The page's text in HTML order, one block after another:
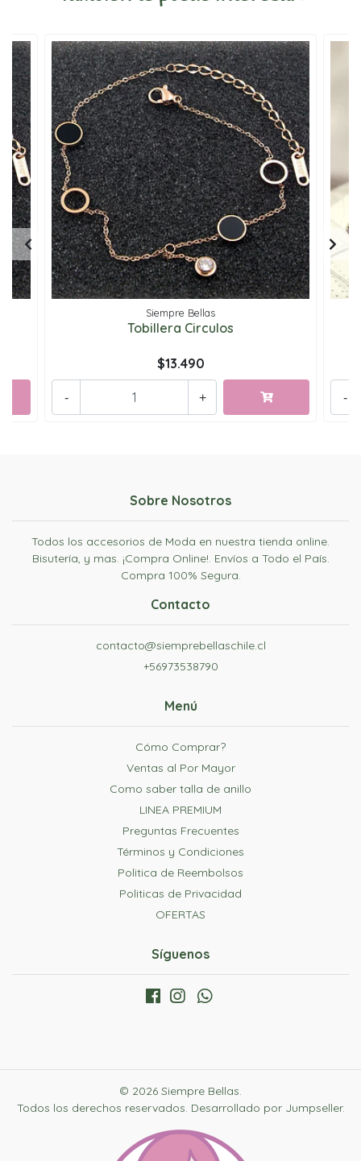
Siempre Bellas
Tobillera Circulos
$13.490
+
- -
Sobre Nosotros
Todos los accesorios de Moda en nuestra tienda online.
Bisutería, y mas. ¡Compra Online!. Envíos a Todo el País.
Compra 100% Segura.
Contacto
contacto@siemprebellaschile.cl
+56973538790
Menú
Cómo Comprar?
Ventas al Por Mayor
Como saber talla de anillo
LINEA PREMIUM
Preguntas Frecuentes
Términos y Condiciones
Politica de Reembolsos
Politicas de Privacidad
OFERTAS
Síguenos
© 2026 Siempre Bellas.
Todos los derechos reservados. Desarrollado por Jumpseller.